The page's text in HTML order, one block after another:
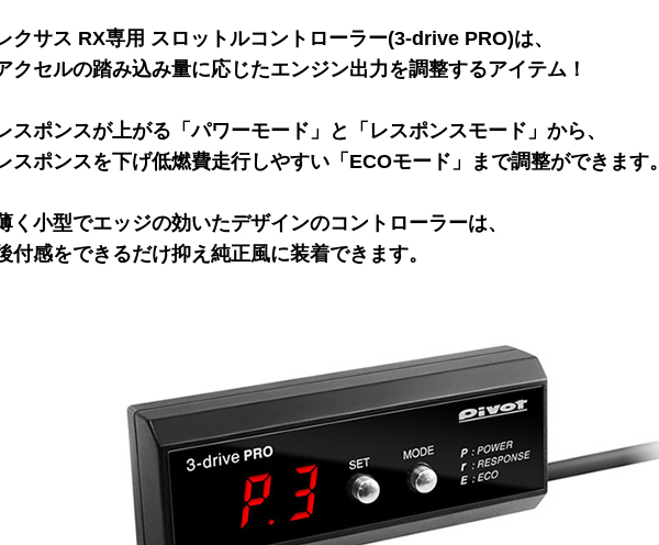
クサス RX専用 スロットルコントローラー(3-drive PRO)は、
クセルの踏み込み量に応じたエンジン出力を調整するアイテム！
スポンスが上がる「パワーモード」と「レスポンスモード」から、
スポンスを下げ低燃費走行しやすい「ECOモード」まで調整ができます。
く小型でエッジの効いたデザインのコントローラーは、
付感をできるだけ抑え純正風に装着できます。